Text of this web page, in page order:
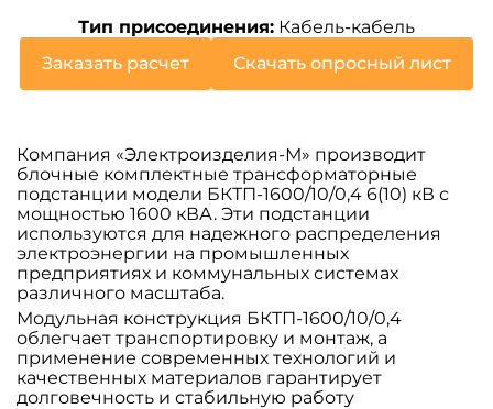
Тип присоединения: Кабель-кабель
Заказать расчет
Скачать опросный лист
Компания «Электроизделия-М» производит
блочные комплектные трансформаторные
подстанции модели БКТП-1600/10/0,4 6(10) кВ с
мощностью 1600 кВА. Эти подстанции
используются для надежного распределения
электроэнергии на промышленных
предприятиях и коммунальных системах
различного масштаба.
Модульная конструкция БКТП-1600/10/0,4
облегчает транспортировку и монтаж, а
применение современных технологий и
качественных материалов гарантирует
долговечность и стабильную работу